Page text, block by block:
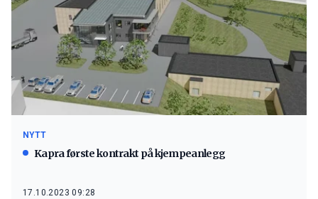
NYTT
Kapra første kontrakt på kjempeanlegg
17.10.2023 09:28